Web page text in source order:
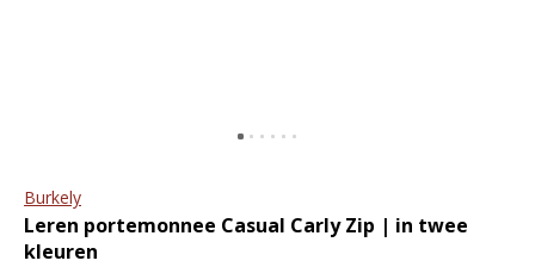
Burkely
Leren portemonnee Casual Carly Zip | in twee
kleuren